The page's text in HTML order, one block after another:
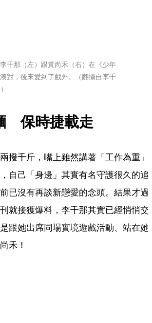
千那（左）跟黃尚禾（右）在《少年
對，後來愛到了戲外。（翻攝自李千
　保時捷載走
撥千斤，嘴上雖然講著「工作為重」
自己「身邊」其實有名守護很久的追
已沒有再談新戀愛的念頭。結果才過
就接獲爆料，李千那其實已經悄悄交
跟她出席同場實境遊戲活動、站在她
禾！